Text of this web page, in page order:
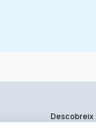
Descobreix